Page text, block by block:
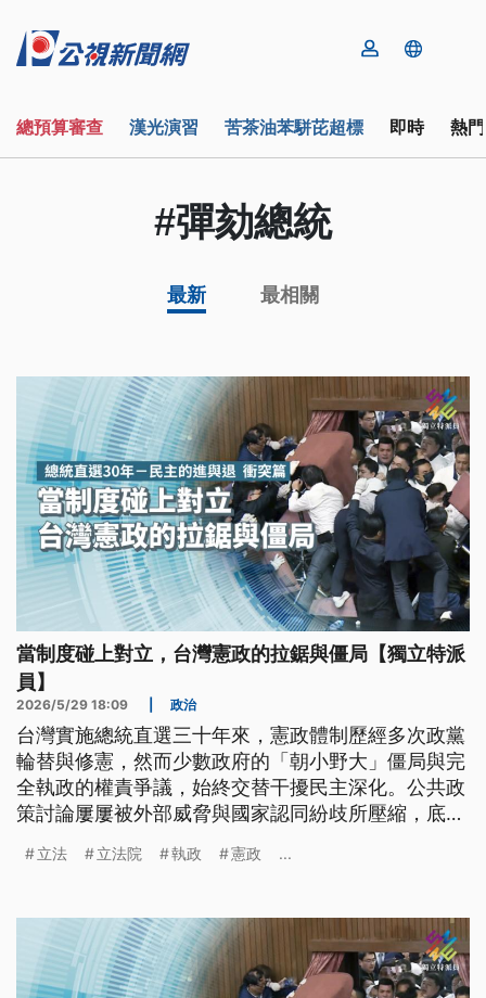
總預算審查 漢光演習 苦茶油苯駢芘超標 即時 熱
#彈劾總統
最新 最相關
當制度碰上對立，台灣憲政的拉鋸與僵局【獨立特派
員】
2026/5/29 18:09 政治
台灣實施總統直選三十年來，憲政體制歷經多次政黨
輪替與修憲，然而少數政府的「朝小野大」僵局與完
全執政的權責爭議，始終交替干擾民主深化。公共政
策討論屢屢被外部威脅與國家認同紛歧所壓縮，底層
2005年修憲留下的超高門檻，台灣政治已反覆墜入
發展的嚴峻拷問。
立法 立法院 執政 憲政 ...